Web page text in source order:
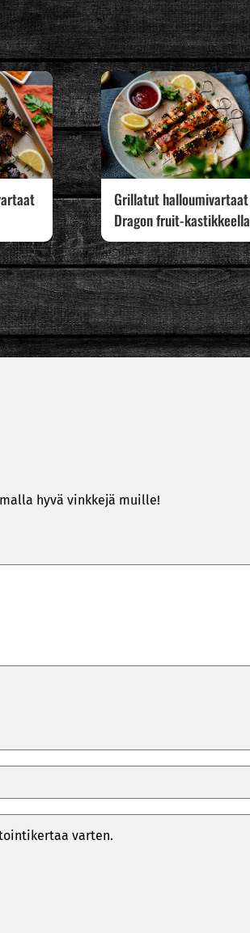
Grillatut halloumivartaat
Dragon fruit-kastikkeella
hyvä vinkkejä muille!
varten.